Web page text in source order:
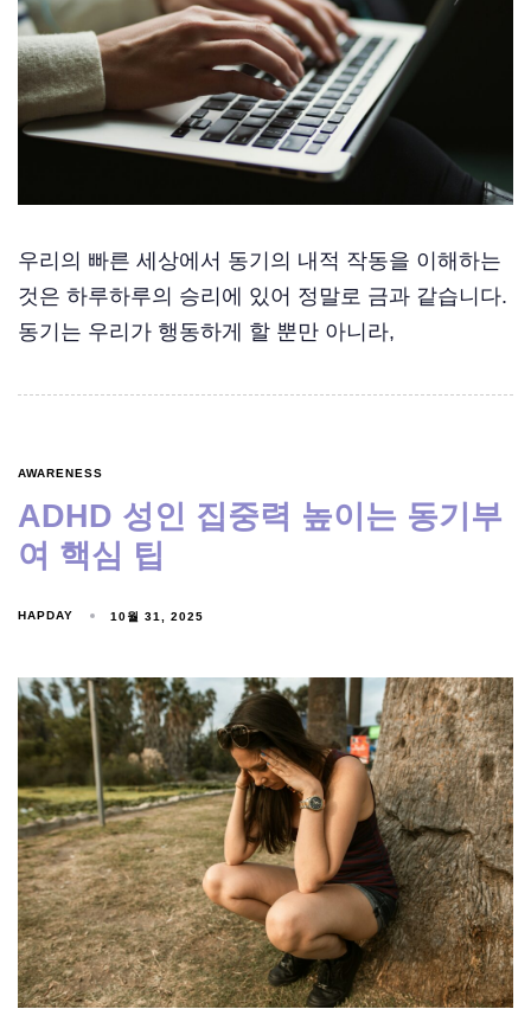
우리의 빠른 세상에서 동기의 내적 작동을 이해하는
것은 하루하루의 승리에 있어 정말로 금과 같습니다.
동기는 우리가 행동하게 할 뿐만 아니라,
AWARENESS
ADHD 성인 집중력 높이는 동기부
여 핵심 팁
HAPDAY 10월 31, 2025